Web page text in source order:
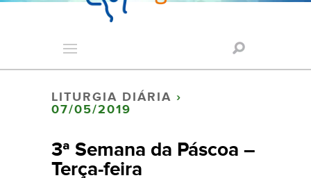
LITURGIA DIÁRIA ›
07/05/2019
3ª Semana da Páscoa –
Terça-feira